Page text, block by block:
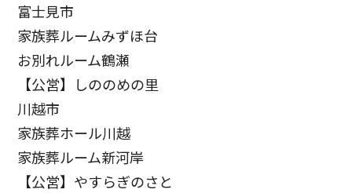
富士見市
家族葬ルームみずほ台
お別れルーム鶴瀬
【公営】しののめの里
川越市
家族葬ホール川越
家族葬ルーム新河岸
【公営】やすらぎのさと